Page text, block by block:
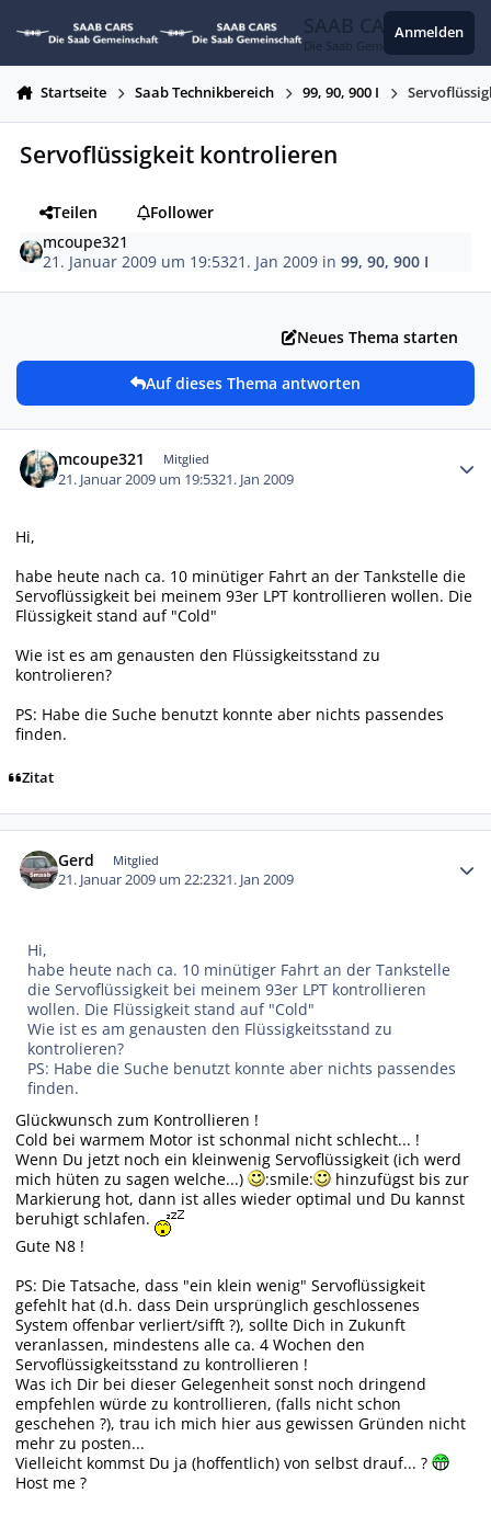
SAAB CARS
Die Saab Gemeinschaft
Anmelden
Startseite Saab Technikbereich 99, 90, 900 I
Servoflüssigkeit kontrolieren
Teilen
Follower
mcoupe321
21. Januar 2009 um 19:5321. Jan 2009 in99, 90, 900 I
Neues Thema starten
Auf dieses Thema antworten
mcoupe321 Mitglied
21. Januar 2009 um 19:5321. Jan 2009
Hi,
habe heute nach ca. 10 minütiger Fahrt an der Tankstelle die
Servoflüssigkeit bei meinem 93er LPT kontrollieren wollen. Die
Flüssigkeit stand auf "Cold"
Wie ist es am genausten den Flüssigkeitsstand zu
kontrolieren?
PS: Habe die Suche benutzt konnte aber nichts passendes
finden.
Zitat
Gerd Mitglied
21. Januar 2009 um 22:2321. Jan 2009
Hi,
habe heute nach ca. 10 minütiger Fahrt an der Tankstelle
die Servoflüssigkeit bei meinem 93er LPT kontrollieren
wollen. Die Flüssigkeit stand auf "Cold"
Wie ist es am genausten den Flüssigkeitsstand zu
kontrolieren?
PS: Habe die Suche benutzt konnte aber nichts passendes
finden.
Glückwunsch zum Kontrollieren !
Cold bei warmem Motor ist schonmal nicht schlecht... !
Wenn Du jetzt noch ein kleinwenig Servoflüssigkeit (ich werd
mich hüten zu sagen welche...)
:smile:
hinzufügst bis zur
Markierung hot, dann ist alles wieder optimal und Du kannst
beruhigt schlafen.
Gute N8 !
PS: Die Tatsache, dass "ein klein wenig" Servoflüssigkeit
gefehlt hat (d.h. dass Dein ursprünglich geschlossenes
System offenbar verliert/sifft ?), sollte Dich in Zukunft
veranlassen, mindestens alle ca. 4 Wochen den
Servoflüssigkeitsstand zu kontrollieren !
Was ich Dir bei dieser Gelegenheit sonst noch dringend
empfehlen würde zu kontrollieren, (falls nicht schon
geschehen ?), trau ich mich hier aus gewissen Gründen nicht
mehr zu posten...
Vielleicht kommst Du ja (hoffentlich) von selbst drauf... ?
Host me ?